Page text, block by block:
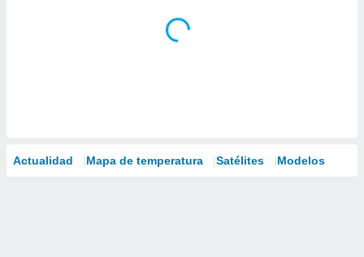
Actualidad Mapa de temperatura Satélites Modelos